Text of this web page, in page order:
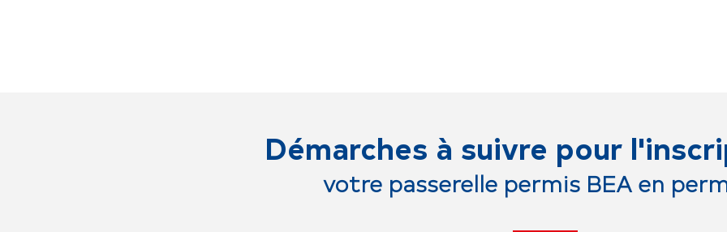
Démarches à suivre pour
votre passerelle permis BEA en